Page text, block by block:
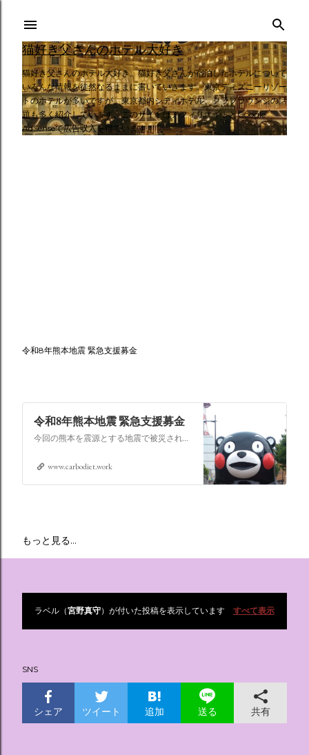
スキップしてメイン コンテンツに移動
猫好き父さんのホテル大好き
猫好き父さんのホテル大好き。猫好き父さんが宿泊したホテルについて
いろんな情報を徒然なるままに書いていきます。東京ディズニーリゾー
トのホテルが多いですが、東京都内シティホテル、クラブラウンジの話
題も多く紹介しています。このサイトはアフィリエイトとGoogle
AdSenseで広告収入を得ています。
令和8年熊本地震 緊急支援募金
令和8年熊本地震 緊急支援募金
今回の熊本を震源とする地震で被災された皆さままだまだ余震も続き大変な時間を過ごされていると思います。心よりお見舞い申し上げます
www.carbodiet.work
もっと見る…
投ラベル（宮野真守）が付いた投稿を表示しています すべて表示
SNS
シェア ツイート 追加 送る 共有